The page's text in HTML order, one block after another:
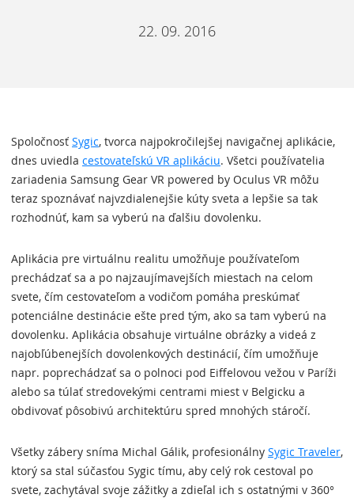
22. 09. 2016
Spoločnosť Sygic, tvorca najpokročilejšej navigačnej aplikácie,
dnes uviedla cestovateľskú VR aplikáciu. Všetci používatelia
zariadenia Samsung Gear VR powered by Oculus VR môžu
teraz spoznávať najvzdialenejšie kúty sveta a lepšie sa tak
rozhodnúť, kam sa vyberú na ďalšiu dovolenku.
Aplikácia pre virtuálnu realitu umožňuje používateľom
prechádzať sa a po najzaujímavejších miestach na celom
svete, čím cestovateľom a vodičom pomáha preskúmať
potenciálne destinácie ešte pred tým, ako sa tam vyberú na
dovolenku. Aplikácia obsahuje virtuálne obrázky a videá z
najobľúbenejších dovolenkových destinácií, čím umožňuje
napr. poprechádzať sa o polnoci pod Eiffelovou vežou v Paríži
alebo sa túlať stredovekými centrami miest v Belgicku a
obdivovať pôsobivú architektúru spred mnohých stáročí.
Všetky zábery sníma Michal Gálik, profesionálny Sygic Traveler,
ktorý sa stal súčasťou Sygic tímu, aby celý rok cestoval po
svete, zachytával svoje zážitky a zdieľal ich s ostatnými v 360°